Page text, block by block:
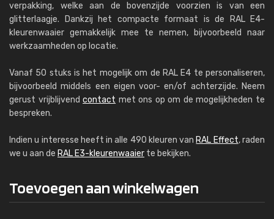
verpakking, welke aan de bovenzijde voorzien is van een
glitterlaagje. Dankzij het compacte formaat is de RAL E4-
kleurenwaaier gemakkelijk mee te nemen, bijvoorbeeld naar
werkzaamheden op locatie.
Vanaf 50 stuks is het mogelijk om de RAL E4 te personaliseren,
bijvoorbeeld middels een eigen voor- en/of achterzijde. Neem
gerust vrijblijvendcontact met ons op om de mogelijkheden te
bespreken.
Indien u interesse heeft in alle 490 kleuren van RAL Effect, raden
we u aan de RAL E3-kleurenwaaier te bekijken.
Toevoegen aan winkelwagen